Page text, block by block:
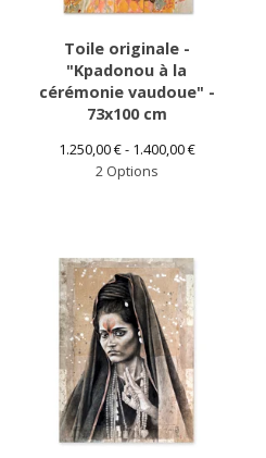
Toile originale -
"Kpadonou à la
cérémonie vaudoue" -
73x100 cm
1.250,00€- 1.400,00€
2 Options